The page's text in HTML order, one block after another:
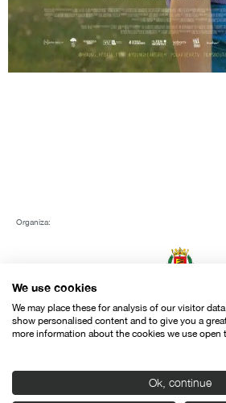
Organiza:
We use cookies
We may place these for analysis of our visitor
show personalised content and to give you a
more information about the cookies we use open
Ok, continue